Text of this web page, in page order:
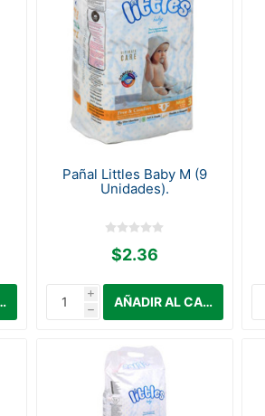
Pañal Littles Baby M (9
Unidades).
$2.36
i
h